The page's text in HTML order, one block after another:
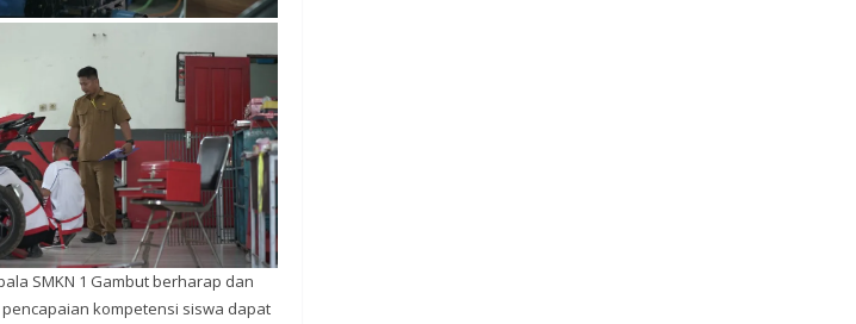
SMKN 1 Gambut berharap dan
kompetensi siswa dapat